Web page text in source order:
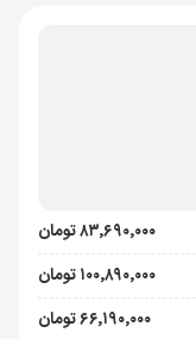
۸۳٬۶۹۰٬۰۰۰ تومان
۱۰۰٬۸۹۰٬۰۰۰ تومان
۶۶٬۱۹۰٬۰۰۰ تومان